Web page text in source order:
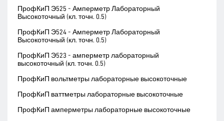
ПрофКиП Э525 - Амперметр Лабораторный
Высокоточный (кл. точн. 0.5)
ПрофКиП Э524 - Амперметр Лабораторный
Высокоточный (кл. точн. 0.5)
ПрофКиП Э523 - амперметр лабораторный
высокоточный (кл. точн. 0.5)
ПрофКиП вольтметры лабораторные высокоточные
ПрофКиП ваттметры лабораторные высокоточные
ПрофКиП амперметры лабораторные высокоточные